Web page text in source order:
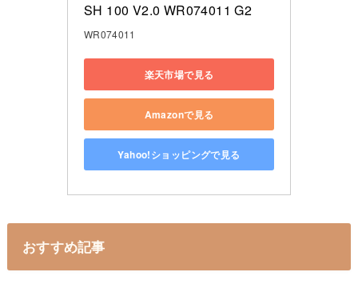
SH 100 V2.0 WR074011 G2
WR074011
楽天市場で見る
Amazonで見る
Yahoo!ショッピングで見る
おすすめ記事